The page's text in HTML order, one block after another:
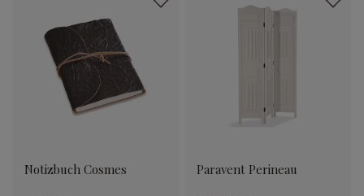
Notizbuch Cosmes Paravent Perineau